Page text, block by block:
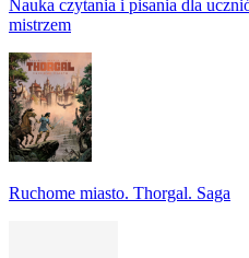
Nauka czytania i pisania dla
mistrzem
Ruchome miasto. Thorgal. Saga